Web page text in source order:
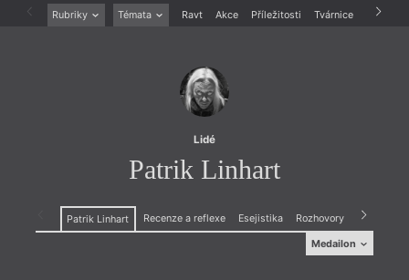
Rubriky Témata Ravt Akce Příležitosti Tvárnice Archiv
Lidé
Patrik Linhart
Patrik Linhart Recenze a reflexe Esejistika Rozhovory Drobná
Medailon